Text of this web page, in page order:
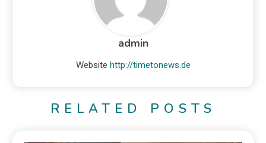
admin
Website http://timetonews.de
RELATED POSTS